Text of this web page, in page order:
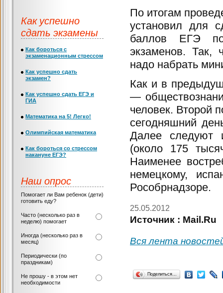
По итогам
установил для
баллов ЕГЭ по
экзаменов. Так,
надо набрать
Как и в
—
человек. Второй
сегодняшний
Далее следуют
(около 175
Наименее
немецкому,
Рособрнадзоре.
25.05.2012
Источник : Mail.Ru
Вся лента
Поделиться…
Как успешно
сдать экзамены
Как бороться с
экзаменационным стрессом
Как успешно сдать
экзамен?
Как успешно сдать ЕГЭ и
ГИА
Математика на 5! Легко!
Олимпийская математика
Как бороться со стрессом
накануне ЕГЭ?
Наш опрос
Помогает ли Вам ребенок (дети)
готовить еду?
Часто (несколько раз в
неделю) помогает
Иногда (несколько раз в
месяц)
Периодически (по
праздникам)
Не прошу - в этом нет
необходимости